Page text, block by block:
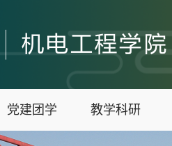
党建团学 教学科研